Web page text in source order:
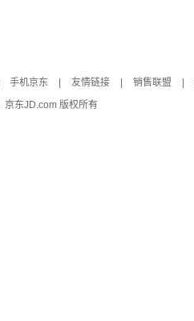
手机京东 友情链接 销售联盟
京东JD.com 版权所有